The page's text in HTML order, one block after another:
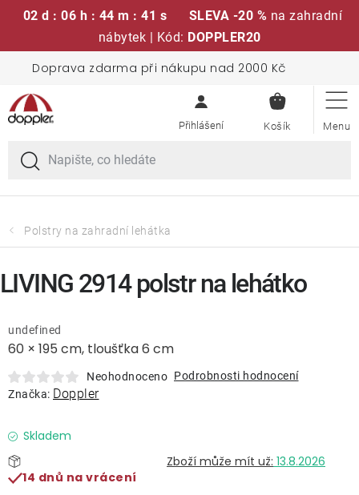
02 d : 06 h : 44 m : 41 s SLEVA -20 % na zahradní
nábytek | Kód: DOPPLER20
obsah
Doprava zdarma při nákupu nad 2000 Kč
KOŠÍK
Sedací soupravy
Slunečníky
Křesla a židle
Polstry na zahradní lehátka
60 × 195 cm, tloušťka 6 cm
undefined
Neohodnoceno Podrobnosti hodnocení
Značka: Doppler
Skladem
13.8.2026
14 dnů na vrácení
LIVING 2914 polstr na lehátko